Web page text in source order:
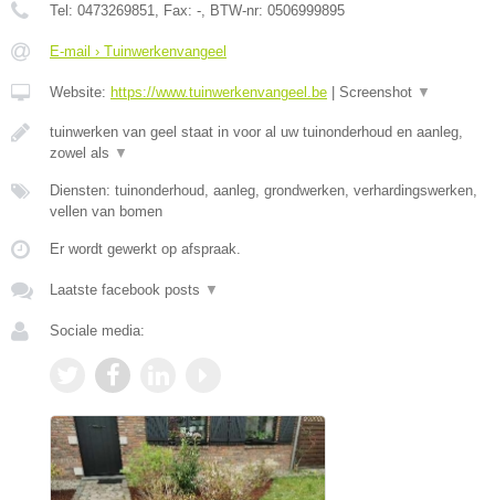
Tel: 0473269851 , Fax: - , BTW-nr: 0506999895
E-mail › Tuinwerkenvangeel
Website: https://www.tuinwerkenvangeel.be | Screenshot ▼
tuinwerken van geel staat in voor al uw tuinonderhoud en aanleg,
zowel als ▼
Diensten: tuinonderhoud, aanleg, grondwerken, verhardingswerken,
vellen van bomen
Er wordt gewerkt op afspraak.
Laatste facebook posts ▼
Sociale media: